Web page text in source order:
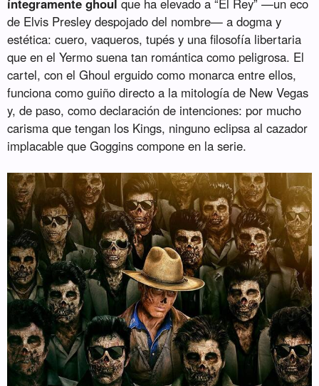
íntegramente ghoul que ha elevado a “El Rey” —un eco
de Elvis Presley despojado del nombre— a dogma y
estética: cuero, vaqueros, tupés y una filosofía libertaria
que en el Yermo suena tan romántica como peligrosa. El
cartel, con el Ghoul erguido como monarca entre ellos,
funciona como guiño directo a la mitología de New Vegas
y, de paso, como declaración de intenciones: por mucho
carisma que tengan los Kings, ninguno eclipsa al cazador
implacable que Goggins compone en la serie.